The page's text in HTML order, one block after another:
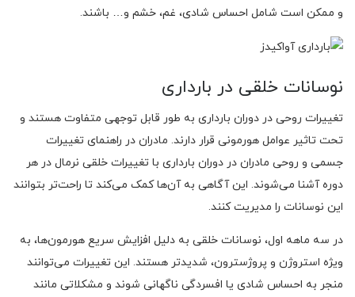
و ممکن است شامل احساس شادی، غم، خشم و… باشند.
نوسانات خلقی در بارداری
تغییرات روحی در دوران بارداری به ‌طور قابل توجهی متفاوت هستند و
تحت تاثیر عوامل هورمونی قرار دارند. مادران در راهنمای تغییرات
جسمی و روحی مادران در دوران بارداری با تغییرات خلقی نرمال در هر
دوره آشنا می‌شوند. این آگاهی به آن‌ها کمک می‌کند تا راحت‌تر بتوانند
این نوسانات را مدیریت کنند.
در سه ماهه اول، نوسانات خلقی به دلیل افزایش سریع هورمون‌ها، به
‌ویژه استروژن و پروژسترون، شدیدتر هستند. این تغییرات می‌توانند
منجر به احساس شادی یا افسردگی ناگهانی شوند و مشکلاتی مانند